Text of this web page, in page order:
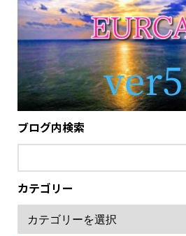
ブログ内検索
カテゴリー